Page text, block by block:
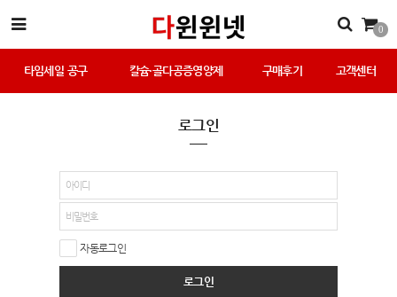
0
타임세일 공구 칼슘·골다공증영양제 구매후기 고객센터
로그인
자동로그인
로그인